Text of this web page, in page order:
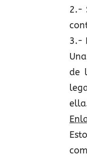
2.-
3.-
de